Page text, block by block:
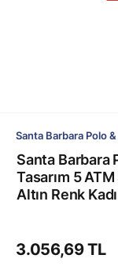
Santa Barbara Polo
Santa Barbara
Tasarım 5
Altın Renk
3.056,69 TL